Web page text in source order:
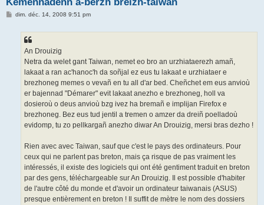
Mdim. déc. 14, 2008 9:51 pm
An Drouizig
Netra da welet gant Taiwan, nemet eo bro an urzhiataerezh amañ,
lakaat a ran ac'hanoc'h da soñjal ez eus tu lakaat e urzhiataer e
brezhoneg memes o vevañ en tu all d'ar bed. Cheñchet em eus anvioù
er bajennad "Démarer" evit lakaat anezho e brezhoneg, holl va
dosieroù o deus anvioù bzg ivez ha bremañ e implijan Firefox e
brezhoneg. Bez eus tud jentil a tremen o amzer da dreiñ poelladoù
evidomp, tu zo pellkargañ anezho diwar An Drouizig, mersi bras dezho !
Rien avec avec Taiwan, sauf que c'est le pays des ordinateurs. Pour
ceux qui ne parlent pas breton, mais ça risque de pas vraiment les
intéressés, il existe des logiciels qui ont été gentiment traduit en breton
par des gens, téléchargeable sur An Drouizig. Il est possible d'habiter
de l'autre côté du monde et d'avoir un ordinateur taiwanais (ASUS)
presque entièrement en breton ! Il suffit de mètre le nom des dossiers